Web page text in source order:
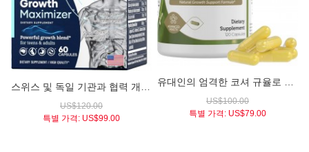
US$120.00
특별 가격: US$99.00
유대인의 엄격한 코셔 규율로 만들어진 / 미국 천연 키성장 영양제 / 잘러 하이트팩터 (Zahler Height Factor Healthy Growth Support)
US$100.00
특별 가격: US$79.00